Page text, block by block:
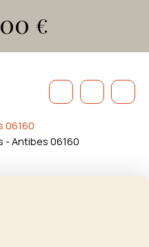
€
06160
- Antibes 06160